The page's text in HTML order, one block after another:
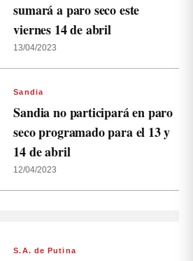
sumará a paro seco este
viernes 14 de abril
13/04/2023
Sandia
Sandia no participará en paro
seco programado para el 13 y
14 de abril
12/04/2023
S.A. de Putina